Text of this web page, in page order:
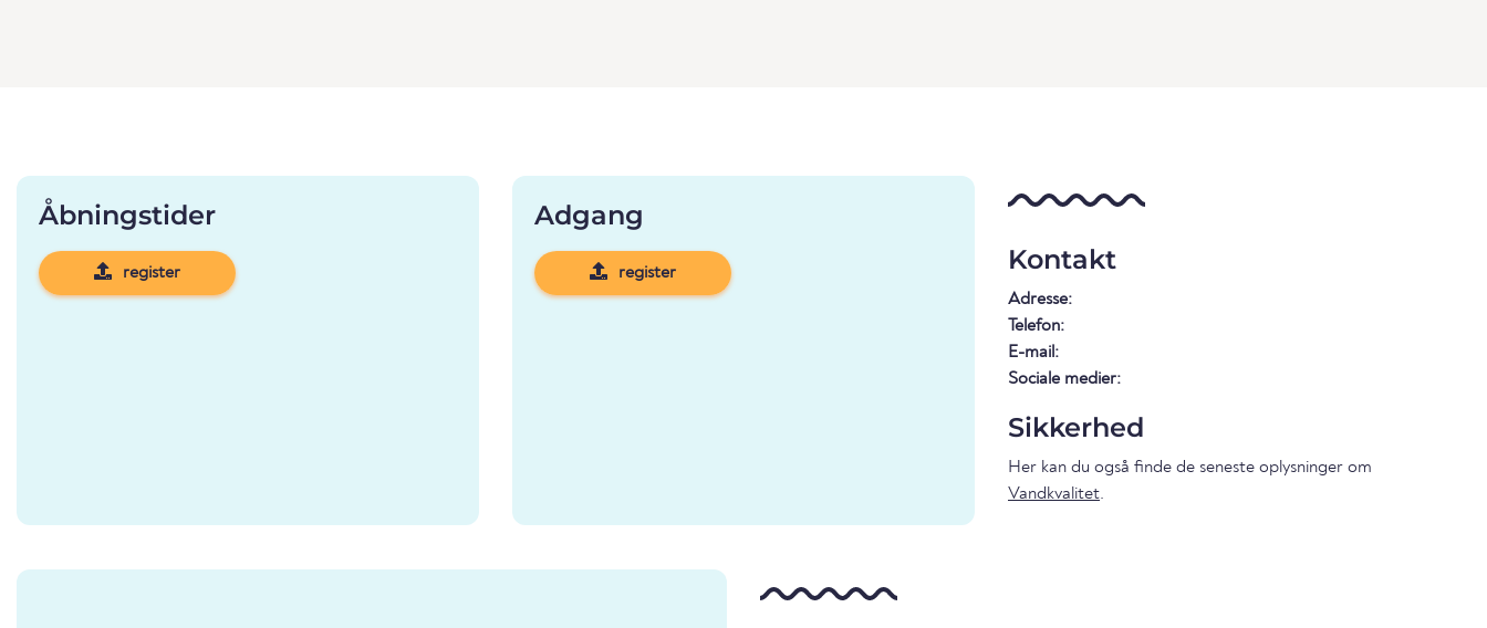
Åbningstider
register
Adgang
register Kontakt
Adresse:
Telefon:
E-mail:
Sociale medier:
Sikkerhed
Her kan du også finde de seneste oplysninger om
Vandkvalitet.